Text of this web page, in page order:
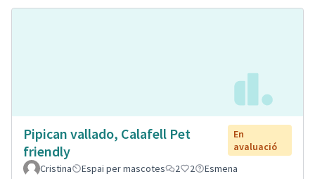
Pipican vallado, Calafell Pet
friendly
En
avaluació
Cristina
Espai per mascotes 2 2 Esmena